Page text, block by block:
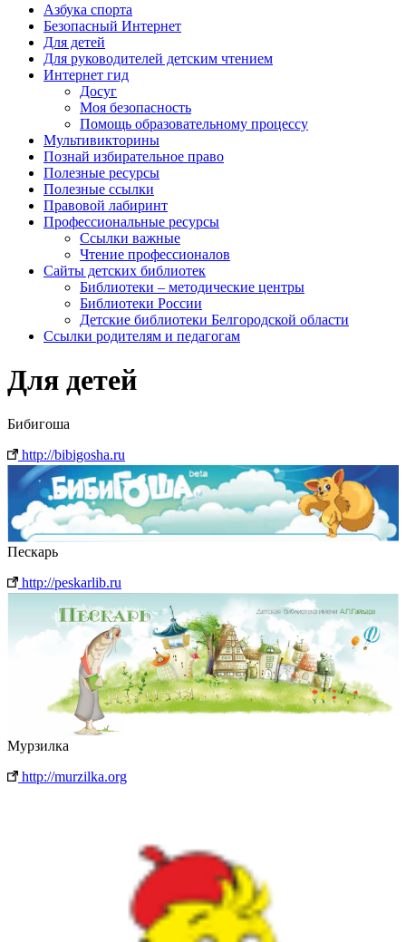
Азбука спорта
Безопасный Интернет
Для детей
Для руководителей детским чтением
Интернет гид
Досуг
Моя безопасность
Помощь образовательному процессу
Мультивикторины
Познай избирательное право
Полезные ресурсы
Полезные ссылки
Правовой лабиринт
Профессиональные ресурсы
Ссылки важные
Чтение профессионалов
Сайты детских библиотек
Библиотеки – методические центры
Библиотеки России
Детские библиотеки Белгородской области
Ссылки родителям и педагогам
Для детей
Бибигоша
http://bibigosha.ru
Пескарь
http://peskarlib.ru
Мурзилка
http://murzilka.org